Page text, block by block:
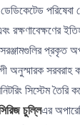
পরিষেবা
রক্ষণাবেক্ষণের
প্রকৃত
অনুস্মারক সরবরাহ
সিস্টেম তৈরি
চুল্লিএর